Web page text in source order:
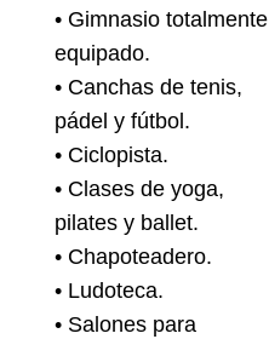
• Gimnasio totalmente
equipado.
• Canchas de tenis,
pádel y fútbol.
• Ciclopista.
• Clases de yoga,
pilates y ballet.
• Chapoteadero.
• Ludoteca.
• Salones para